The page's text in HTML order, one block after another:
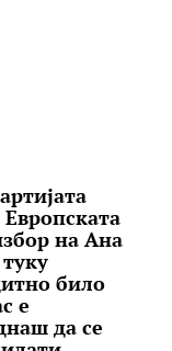
на Ана
било
е
да се